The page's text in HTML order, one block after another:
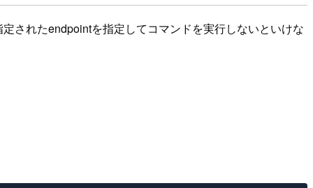
されたendpointを指定してコマンドを実行しないといけな